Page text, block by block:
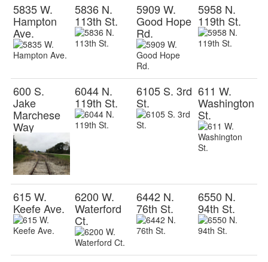
5835 W.
Hampton
Ave.
5836 N.
113th St.
5909 W.
Good Hope
Rd.
5958 N.
119th St.
600 S.
Jake
Marchese
Way
6044 N.
119th St.
6105 S. 3rd
St.
611 W.
Washington
St.
615 W.
Keefe Ave.
6200 W.
Waterford
Ct.
6442 N.
76th St.
6550 N.
94th St.